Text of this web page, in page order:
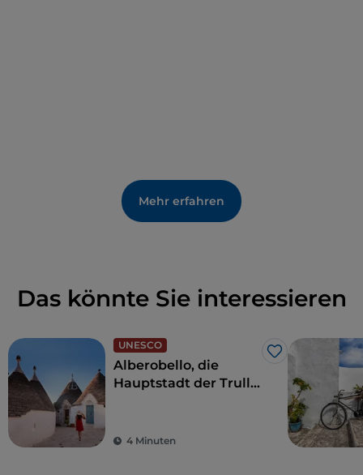
Mehr erfahren
Das könnte Sie interessieren
UNESCO
Like
Alberobello, die
Hauptstadt der Trulli:
4 Minuten